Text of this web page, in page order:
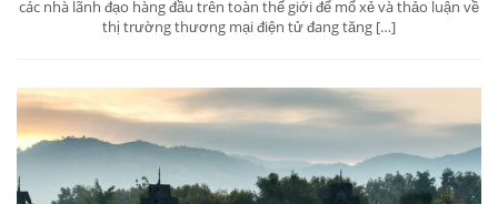
các nhà lãnh đạo hàng đầu trên toàn thế giới để mổ xẻ và thảo luận về
thị trường thương mại điện tử đang tăng […]